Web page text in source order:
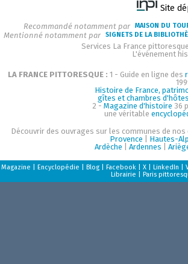
Site
Recommandé notamment par MAISON DU
Mentionné notamment par SIGNETS DE LA
Services La France pittoresque
L'événement
LA FRANCE PITTORESQUE : 1 - Guide en ligne des
Histoire de France,
gîtes et chambres d'hôtes
2 - Magazine d'histoire 36
une véritable
Découvrir des ouvrages sur les communes de
Provence
Hautes-
Ardèche
Ardennes
Magazine Encyclopédie Blog| Facebook| X| LinkedIn
Librairie
Paris